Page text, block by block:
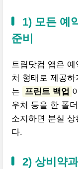
1) 모든 예
준비
트립닷컴 앱은
처 형태로 제공
는
프린트 백업
우처 등을 한 폴
소지하면 분실 상
다.
2) 상비약